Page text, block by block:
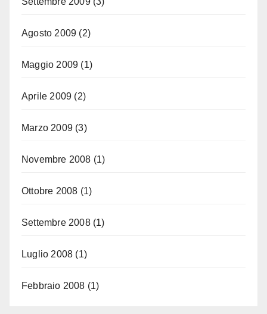
Agosto 2009 (2)
Maggio 2009 (1)
Aprile 2009 (2)
Marzo 2009 (3)
Novembre 2008 (1)
Ottobre 2008 (1)
Settembre 2008(1)
Luglio 2008 (1)
Febbraio 2008 (1)